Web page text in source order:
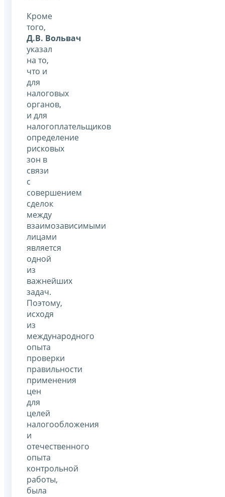
Кроме
того,
Д.В. Вольвач
указал
на то,
что и
для
налоговых
органов,
и для
налогоплательщиков
определение
рисковых
зон в
связи
с
совершением
сделок
между
взаимозависимыми
лицами
является
одной
из
важнейших
задач.
Поэтому,
исходя
из
международного
опыта
проверки
правильности
применения
цен
для
целей
налогообложения
и
отечественного
опыта
контрольной
работы,
была